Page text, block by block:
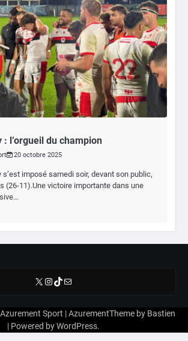
: l’orgueil du champion
20 octobre 2025
s’est imposé samedi soir, devant son public,
(26-11).Une victoire importante dans une
X Instagram
TikTok
E-mail
Azurement Sport | AzurementTheme by Bastien
| Powered byWordPress.